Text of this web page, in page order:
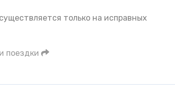
только на исправных
поездки